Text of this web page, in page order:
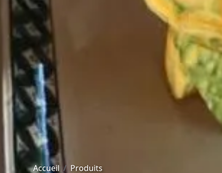
Accueil Produits